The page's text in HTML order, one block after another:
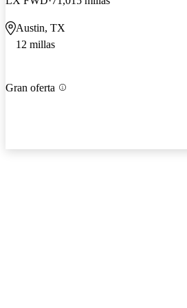
Austin, TX
12 millas
Gran oferta